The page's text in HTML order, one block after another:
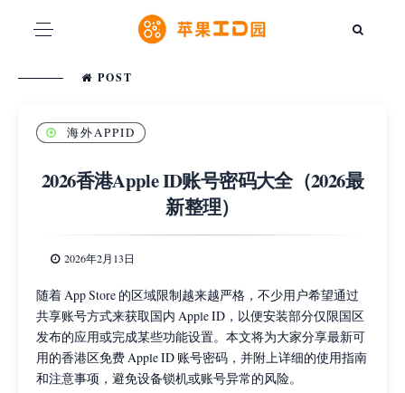
POST
海外APPID
2026香港Apple ID账号密码大全（2026最
新整理）
2026年2月13日
随着 App Store 的区域限制越来越严格，不少用户希望通过
共享账号方式来获取国内 Apple ID，以便安装部分仅限国区
发布的应用或完成某些功能设置。本文将为大家分享最新可
用的香港区免费 Apple ID 账号密码，并附上详细的使用指南
和注意事项，避免设备锁机或账号异常的风险。